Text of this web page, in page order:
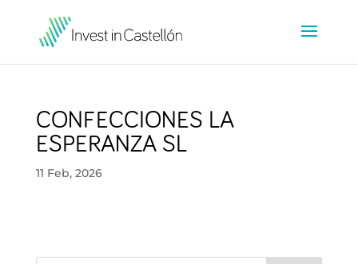
CONFECCIONES LA
ESPERANZA SL
11 Feb, 2026